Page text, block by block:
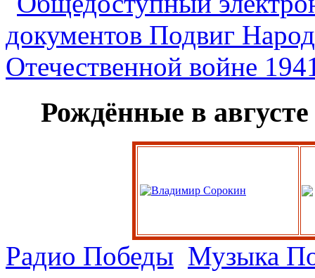
Рождённые в августе
Радио Победы Музыка